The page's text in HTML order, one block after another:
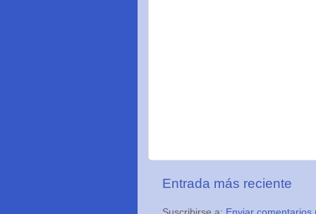
Entrada más reciente